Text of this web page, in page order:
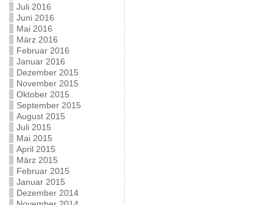
Juli 2016
Juni 2016
Mai 2016
März 2016
Februar 2016
Januar 2016
Dezember 2015
November 2015
Oktober 2015
September 2015
August 2015
Juli 2015
Mai 2015
April 2015
März 2015
Februar 2015
Januar 2015
Dezember 2014